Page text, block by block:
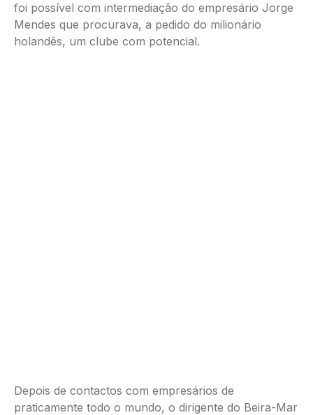
foi possível com intermediação do empresário Jorge
Mendes que procurava, a pedido do milionário
holandês, um clube com potencial.
Depois de contactos com empresários de
praticamente todo o mundo, o dirigente do Beira-Mar